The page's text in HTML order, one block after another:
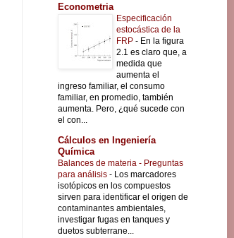
Econometria
Especificación
estocástica de la
FRP - En la figura
2.1 es claro que, a
medida que
aumenta el
ingreso familiar, el consumo
familiar, en promedio, también
aumenta. Pero, ¿qué sucede con
el con...
Cálculos en Ingeniería
Química
Balances de materia - Preguntas
para análisis - Los marcadores
isotópicos en los compuestos
sirven para identificar el origen de
contaminantes ambientales,
investigar fugas en tanques y
duetos subterrane...